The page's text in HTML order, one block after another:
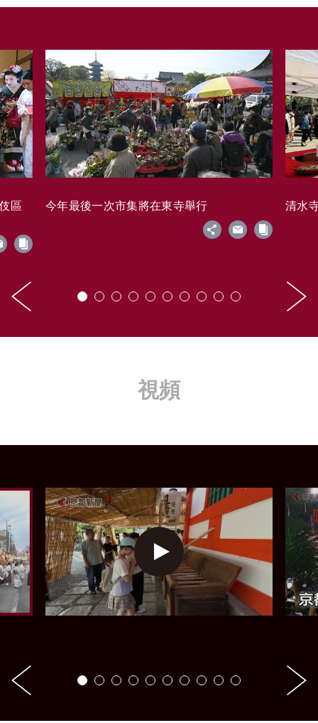
區 今年最後一次市集將在東寺舉行 清水
視頻